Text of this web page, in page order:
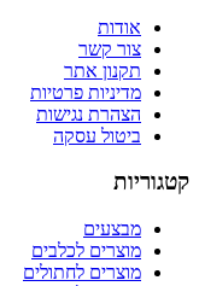
אודות
צור קשר
תקנון אתר
מדיניות פרטיות
הצהרת נגישות
ביטול עסקה
קטגוריות
מבצעים
מוצרים לכלבים
מוצרים לחתולים